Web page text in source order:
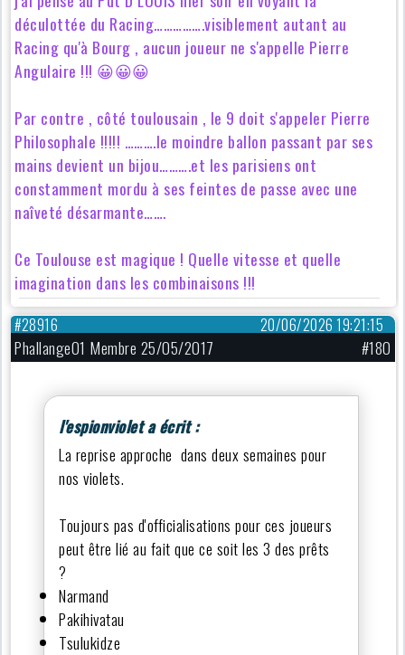
déculottée du Racing…………….visiblement autant au
Racing qu'à Bourg , aucun joueur ne s'appelle Pierre
Angulaire !!! 😀😀😀
Par contre , côté toulousain , le 9 doit s'appeler Pierre
Philosophale !!!!! ……….le moindre ballon passant par ses
mains devient un bijou……….et les parisiens ont
constamment mordu à ses feintes de passe avec une
naîveté désarmante…….
Ce Toulouse est magique ! Quelle vitesse et quelle
imagination dans les combinaisons !!!
20/06/2026 19:21:15
#28916
Phallange01 Membre 25/05/2017 #180
l'espionviolet a écrit :
La reprise approche dans deux semaines pour
nos violets.
Toujours pas d'officialisations pour ces joueurs
peut être lié au fait que ce soit les 3 des prêts
?
Narmand
Pakihivatau
Tsulukidze